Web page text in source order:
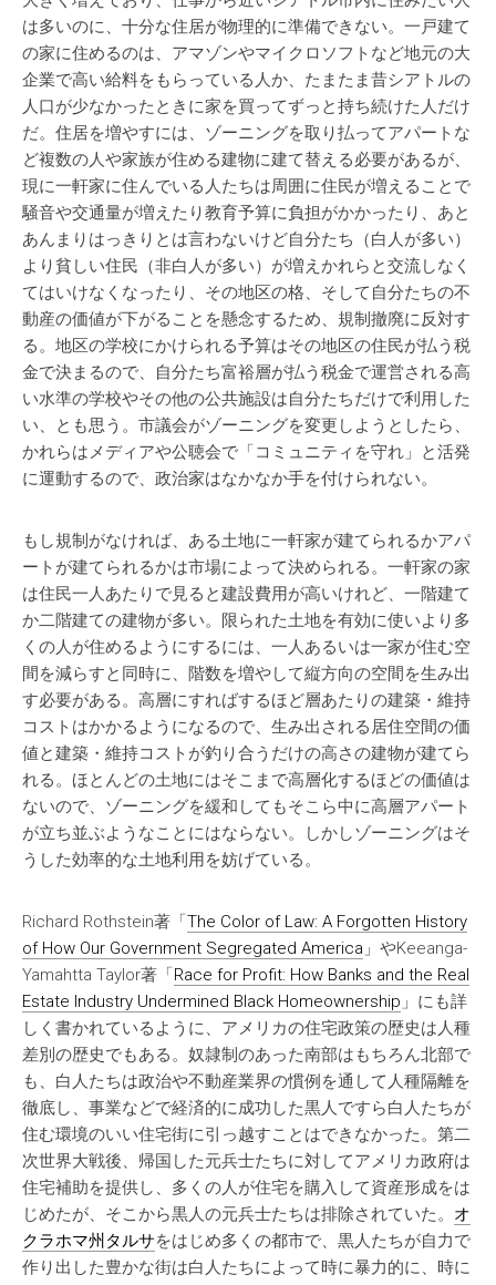
は多いのに、十分な住居が物理的に準備できない。一戸建て
の家に住めるのは、アマゾンやマイクロソフトなど地元の大
企業で高い給料をもらっている人か、たまたま昔シアトルの
人口が少なかったときに家を買ってずっと持ち続けた人だけ
だ。住居を増やすには、ゾーニングを取り払ってアパートな
ど複数の人や家族が住める建物に建て替える必要があるが、
現に一軒家に住んでいる人たちは周囲に住民が増えることで
騒音や交通量が増えたり教育予算に負担がかかったり、あと
あんまりはっきりとは言わないけど自分たち（白人が多い）
より貧しい住民（非白人が多い）が増えかれらと交流しなく
てはいけなくなったり、その地区の格、そして自分たちの不
動産の価値が下がることを懸念するため、規制撤廃に反対す
る。地区の学校にかけられる予算はその地区の住民が払う税
金で決まるので、自分たち富裕層が払う税金で運営される高
い水準の学校やその他の公共施設は自分たちだけで利用した
い、とも思う。市議会がゾーニングを変更しようとしたら、
かれらはメディアや公聴会で「コミュニティを守れ」と活発
に運動するので、政治家はなかなか手を付けられない。
もし規制がなければ、ある土地に一軒家が建てられるかアパ
ートが建てられるかは市場によって決められる。一軒家の家
は住民一人あたりで見ると建設費用が高いけれど、一階建て
か二階建ての建物が多い。限られた土地を有効に使いより多
くの人が住めるようにするには、一人あるいは一家が住む空
間を減らすと同時に、階数を増やして縦方向の空間を生み出
す必要がある。高層にすればするほど層あたりの建築・維持
コストはかかるようになるので、生み出される居住空間の価
値と建築・維持コストが釣り合うだけの高さの建物が建てら
れる。ほとんどの土地にはそこまで高層化するほどの価値は
ないので、ゾーニングを緩和してもそこら中に高層アパート
が立ち並ぶようなことにはならない。しかしゾーニングはそ
うした効率的な土地利用を妨げている。
Richard Rothstein著「The Color of Law: A Forgotten History
of How Our Government Segregated America 」やKeeanga-
Yamahtta Taylor著「Race for Profit: How Banks and the Real
Estate Industry Undermined Black Homeownership 」にも詳
しく書かれているように、アメリカの住宅政策の歴史は人種
差別の歴史でもある。奴隷制のあった南部はもちろん北部で
も、白人たちは政治や不動産業界の慣例を通して人種隔離を
徹底し、事業などで経済的に成功した黒人ですら白人たちが
住む環境のいい住宅街に引っ越すことはできなかった。第二
次世界大戦後、帰国した元兵士たちに対してアメリカ政府は
住宅補助を提供し、多くの人が住宅を購入して資産形成をは
じめたが、そこから黒人の元兵士たちは排除されていた。 オ
クラホマ州タルサをはじめ多くの都市で、黒人たちが自力で
作り出した豊かな街は白人たちによって時に暴力的に、時に